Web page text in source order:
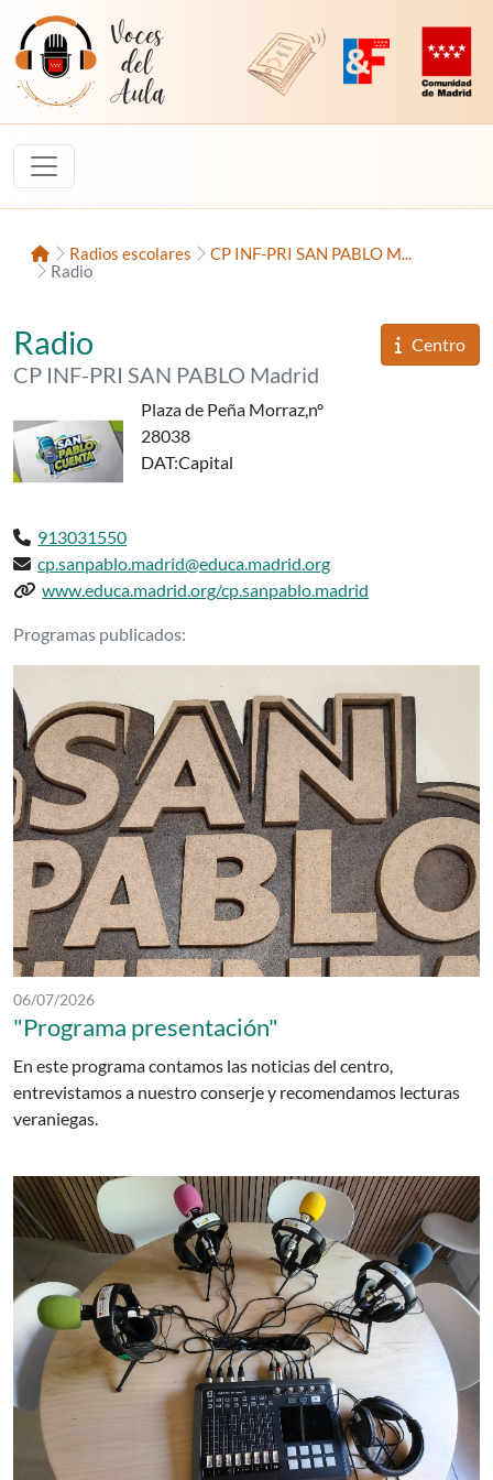
Saltar al contenido
Voces del Aula
Revista Digital de EducaMadrid
Plataforma de
InicioRadios escolares
CP INF-PRI SAN PABLO M...
Radio
del
Centro
«San Pablo Cuenta»,
Radio
CP INF-PRI SAN PABLO Madrid
Plaza de Peña Morraz,nº
28038
DAT:Capital
Teléfono:
913031550
Email:cp.sanpablo.madrid@educa.madrid.org
Web del centro:
www.educa.madrid.org/cp.sanpablo.madrid
Podcasts delCP INF-PRI SAN PABLO
Programas publicados:
Fecha de publicación:
06/07/2026
"Programa presentación"
En este programa contamos las noticias del centro,
entrevistamos a nuestro conserje y recomendamos lecturas
veraniegas.